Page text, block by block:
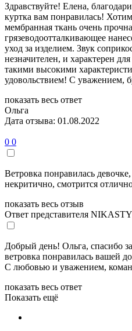
Здравствуйте! Елена,
куртка вам понравилась!
мембранная ткань очень
грязеводоотталкивающее
уход за изделием. Звук
незначителен, и характерен
такими высокими
удовольствием! С уважением,
показать весь ответ
Ольга
Дата отзыва: 01.08.2022
0 0
Ветровка понравилась
некритично, смотрится
показать весь отзыв
Ответ представителя
Добрый день! Ольга, спасибо
ветровка понравилась вашей
С любовью и уважением,
показать весь ответ
Показать ещё